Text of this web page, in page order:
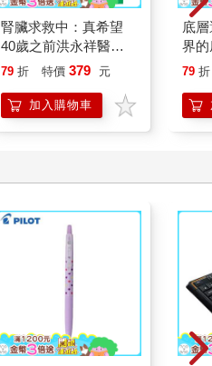
腎臟求救中：真希望
40歲之前洪永祥醫師
就告訴我這些事
79 折 特價 379 元
加入購物車
底
界
79 折